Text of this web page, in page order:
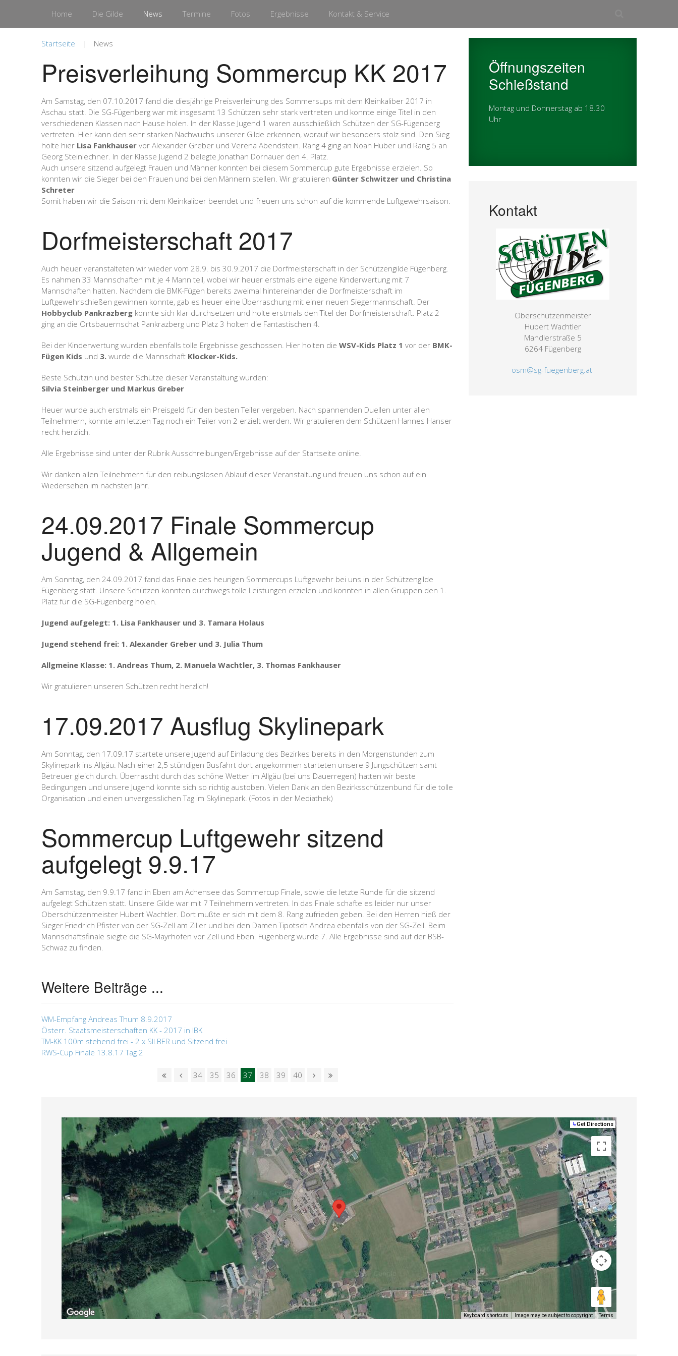
Home Die Gilde News Termine Fotos Ergebnisse Kontakt & Service
Startseite News
Preisverleihung Sommercup KK 2017
Am Samstag, den 07.10.2017 fand die diesjährige Preisverleihung des Sommersups mit dem Kleinkaliber 2017 in
Aschau statt. Die SG-Fügenberg war mit insgesamt 13 Schützen sehr stark vertreten und konnte einige Titel in den
verschiedenen Klassen nach Hause holen. In der Klasse Jugend 1 waren ausschließlich Schützen der SG-Fügenberg
vertreten. Hier kann den sehr starken Nachwuchs unserer Gilde erkennen, worauf wir besonders stolz sind. Den Sieg
holte hier Lisa Fankhauser vor Alexander Greber und Verena Abendstein. Rang 4 ging an Noah Huber und Rang 5 an
Georg Steinlechner. In der Klasse Jugend 2 belegte Jonathan Dornauer den 4. Platz.
Auch unsere sitzend aufgelegt Frauen und Männer konnten bei diesem Sommercup gute Ergebnisse erzielen. So
konnten wir die Sieger bei den Frauen und bei den Männern stellen. Wir gratulieren Günter Schwitzer und Christina
Schreter
Somit haben wir die Saison mit dem Kleinkaliber beendet und freuen uns schon auf die kommende Luftgewehrsaison.
Dorfmeisterschaft 2017
Auch heuer veranstalteten wir wieder vom 28.9. bis 30.9.2017 die Dorfmeisterschaft in der Schützengilde Fügenberg.
Es nahmen 33 Mannschaften mit je 4 Mann teil, wobei wir heuer erstmals eine eigene Kinderwertung mit 7
Mannschaften hatten. Nachdem die BMK-Fügen bereits zweimal hintereinander die Dorfmeisterschaft im
Luftgewehrschießen gewinnen konnte, gab es heuer eine Überraschung mit einer neuen Siegermannschaft. Der
Hobbyclub Pankrazberg konnte sich klar durchsetzen und holte erstmals den Titel der Dorfmeisterschaft. Platz 2
ging an die Ortsbauernschat Pankrazberg und Platz 3 holten die Fantastischen 4.
Bei der Kinderwertung wurden ebenfalls tolle Ergebnisse geschossen. Hier holten die WSV-Kids Platz 1 vor der BMK-
Fügen Kids und 3. wurde die Mannschaft Klocker-Kids.
Beste Schützin und bester Schütze dieser Veranstaltung wurden:
Silvia Steinberger und Markus Greber
Heuer wurde auch erstmals ein Preisgeld für den besten Teiler vergeben. Nach spannenden Duellen unter allen
Teilnehmern, konnte am letzten Tag noch ein Teiler von 2 erzielt werden. Wir gratulieren dem Schützen Hannes Hanser
recht herzlich.
Alle Ergebnisse sind unter der Rubrik Ausschreibungen/Ergebnisse auf der Startseite online.
Wir danken allen Teilnehmern für den reibungslosen Ablauf dieser Veranstaltung und freuen uns schon auf ein
Wiedersehen im nächsten Jahr.
24.09.2017 Finale Sommercup
Jugend & Allgemein
Am Sonntag, den 24.09.2017 fand das Finale des heurigen Sommercups Luftgewehr bei uns in der Schützengilde
Fügenberg statt. Unsere Schützen konnten durchwegs tolle Leistungen erzielen und konnten in allen Gruppen den 1.
Platz für die SG-Fügenberg holen.
Jugend aufgelegt: 1. Lisa Fankhauser und 3. Tamara Holaus
Jugend stehend frei: 1. Alexander Greber und 3. Julia Thum
Allgmeine Klasse: 1. Andreas Thum, 2. Manuela Wachtler, 3. Thomas Fankhauser
Wir gratulieren unseren Schützen recht herzlich!
17.09.2017 Ausflug Skylinepark
Am Sonntag, den 17.09.17 startete unsere Jugend auf Einladung des Bezirkes bereits in den Morgenstunden zum
Skylinepark ins Allgäu. Nach einer 2,5 stündigen Busfahrt dort angekommen starteten unsere 9 Jungschützen samt
Betreuer gleich durch. Überrascht durch das schöne Wetter im Allgäu (bei uns Dauerregen) hatten wir beste
Bedingungen und unsere Jugend konnte sich so richtig austoben. Vielen Dank an den Bezirksschützenbund für die tolle
Organisation und einen unvergesslichen Tag im Skylinepark. (Fotos in der Mediathek)
Sommercup Luftgewehr sitzend
aufgelegt 9.9.17
Am Samstag, den 9.9.17 fand in Eben am Achensee das Sommercup Finale, sowie die letzte Runde für die sitzend
aufgelegt Schützen statt. Unsere Gilde war mit 7 Teilnehmern vertreten. In das Finale schafte es leider nur unser
Oberschützenmeister Hubert Wachtler. Dort mußte er sich mit dem 8. Rang zufrieden geben. Bei den Herren hieß der
Sieger Friedrich Pfister von der SG-Zell am Ziller und bei den Damen Tipotsch Andrea ebenfalls von der SG-Zell. Beim
Mannschaftsfinale siegte die SG-Mayrhofen vor Zell und Eben. Fügenberg wurde 7. Alle Ergebnisse sind auf der BSB-
Schwaz zu finden.
Weitere Beiträge ...
WM-Empfang Andreas Thum 8.9.2017
Österr. Staatsmeisterschaften KK - 2017 in IBK
TM-KK 100m stehend frei - 2 x SILBER und Sitzend frei
RWS-Cup Finale 13.8.17 Tag 2
34 35 36 37 38 39 40
Öffnungszeiten
Schießstand
Montag und Donnerstag ab 18.30
Uhr
Kontakt
Oberschützenmeister
Hubert Wachtler
Mandlerstraße 5
6264 Fügenberg
osm@sg-fuegenberg.at
↳Get Directions
Keyboard shortcuts Image may be subject to copyright Terms